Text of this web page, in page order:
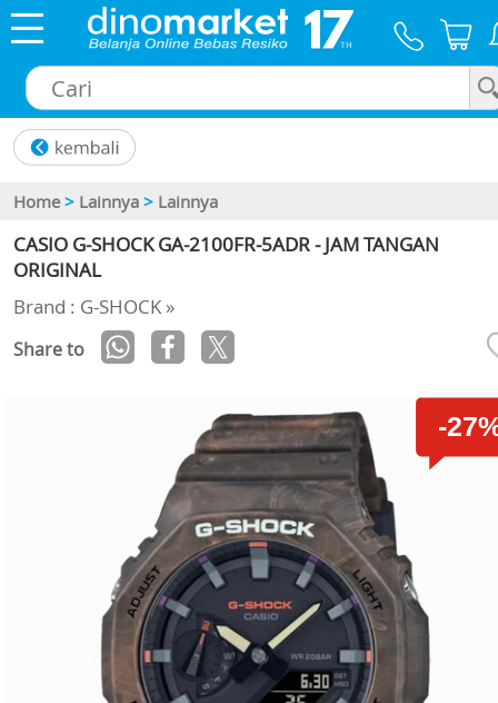
Home > Lainnya > Lainnya
CASIO G-SHOCK GA-2100FR-5ADR - JAM TANGAN
ORIGINAL
Brand : G-SHOCK »
Share to
-